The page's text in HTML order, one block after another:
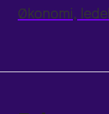
Økonomi,